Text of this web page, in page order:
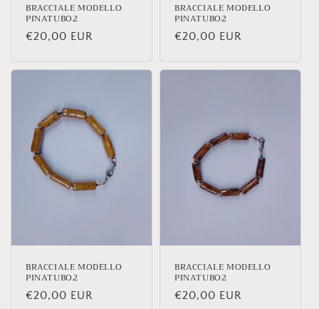
BRACCIALE MODELLO
PINATUBO2
Prezzo
listino
€20,00 EUR
BRACCIALE MODELLO
PINATUBO2
Prezzo
listino
€20,00 EUR
BRACCIALE MODELLO
PINATUBO2
Prezzo
€20,00 EUR
BRACCIALE MODELLO
PINATUBO2
Prezzo
€20,00 EUR